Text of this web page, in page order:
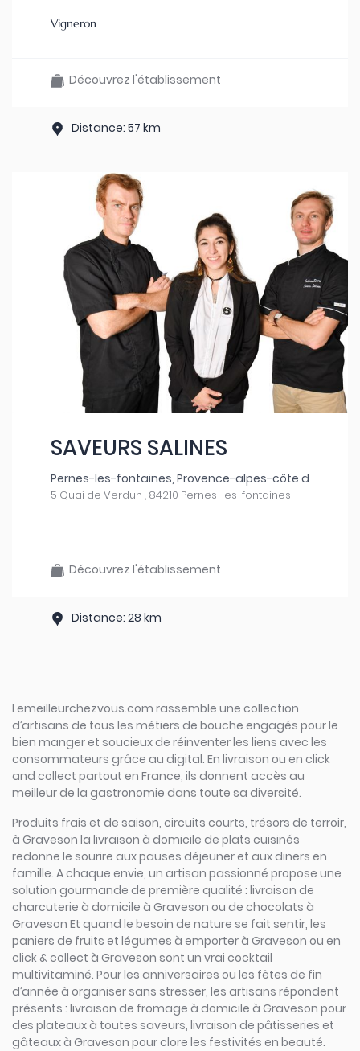
Vigneron
Découvrez l'établissement
Distance: 57 km
SAVEURS SALINES
Pernes-les-fontaines, Provence-alpes-côte d
5 Quai de Verdun , 84210 Pernes-les-fontaines
Découvrez l'établissement
Distance: 28 km
Lemeilleurchezvous.com rassemble une collection
d’artisans de tous les métiers de bouche engagés pour le
bien manger et soucieux de réinventer les liens avec les
consommateurs grâce au digital. En livraison ou en click
and collect partout en France, ils donnent accès au
meilleur de la gastronomie dans toute sa diversité.
Produits frais et de saison, circuits courts, trésors de terroir,
à Graveson la livraison à domicile de plats cuisinés
redonne le sourire aux pauses déjeuner et aux diners en
famille. A chaque envie, un artisan passionné propose une
solution gourmande de première qualité : livraison de
charcuterie à domicile à Graveson ou de chocolats à
Graveson Et quand le besoin de nature se fait sentir, les
paniers de fruits et légumes à emporter à Graveson ou en
click & collect à Graveson sont un vrai cocktail
multivitaminé. Pour les anniversaires ou les fêtes de fin
d’année à organiser sans stresser, les artisans répondent
présents : livraison de fromage à domicile à Graveson pour
des plateaux à toutes saveurs, livraison de pâtisseries et
gâteaux à Graveson pour clore les festivités en beauté.